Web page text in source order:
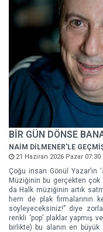
BİR GÜN DÖNSE
NAİM DİLMENER'LE
21 Haziran 2026 Pazar 07:30
Çoğu insan Gönül Yazar’ın
Müziğinin bu gerçekten
da Halk müziğinin artık
hem de plak firmalarının
söyleyeceksiniz!” diye
renkli ‘pop’ plaklar yapmış
birlikte) bu alanın en